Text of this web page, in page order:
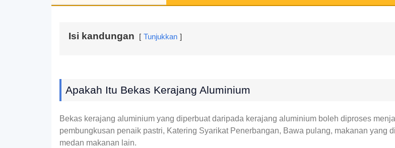
Isi kandungan Tunjukkan
Apakah Itu Bekas Kerajang Aluminium
Bekas kerajang aluminium yang diperbuat daripada kerajang aluminium boleh diproses
pembungkusan penaik pastri, Katering Syarikat Penerbangan, Bawa pulang, makanan yang
medan makanan lain.